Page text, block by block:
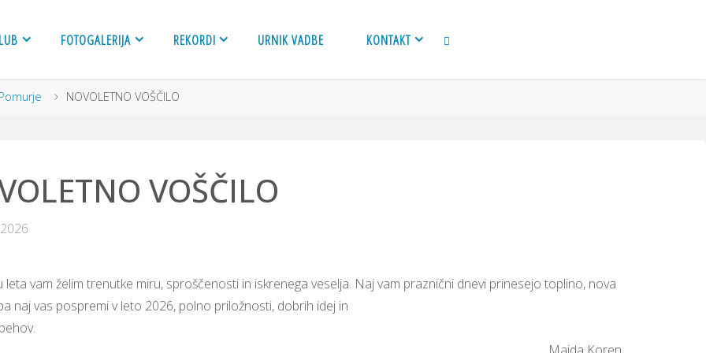
FOTOGALERIJA REKORDI URNIK VADBE KONTAKT
NOVOLETNO VOŠČILO
VOŠČILO
leta vam želim trenutke miru, sproščenosti in iskrenega veselja. Naj vam praznični dnevi prinesejo toplino, nova
naj vas pospremi v leto 2026, polno priložnosti, dobrih idej in